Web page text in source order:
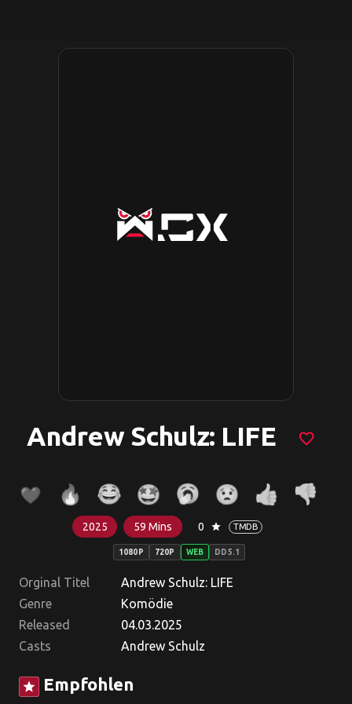
Andrew Schulz: LIFE favorite_border
2025 59 Mins 0 star TMDB
1080P 720P WEB DD5.1
Orginal Titel
Andrew Schulz: LIFE
Genre
Komödie
Released
04.03.2025
Casts
Andrew Schulz
star Empfohlen